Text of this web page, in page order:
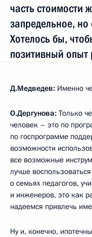
часть стоимости
запредельное, но
Хотелось бы,
позитивный опыт
Д.Медведев: Именно
О.Дергунова: Только
человек – это по
по госпрограмме
возможности
все возможные
лучше
о семьях педагогов,
и инженеров, это как
надеемся привлечь
Ну и, конечно,